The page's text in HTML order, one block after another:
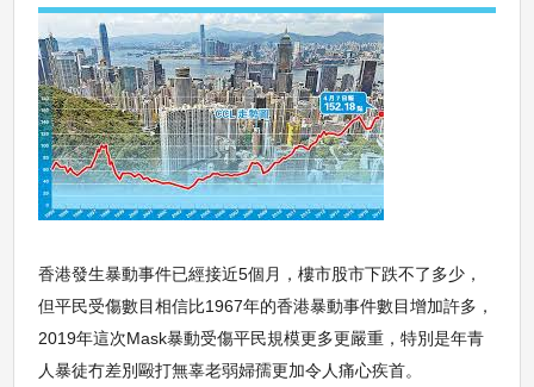
香港發生暴動事件已經接近5個月，樓市股市下跌不了多少，
但平民受傷數目相信比1967年的香港暴動事件數目增加許多，
2019年這次Mask暴動受傷平民規模更多更嚴重，特別是年青
人暴徒冇差別毆打無辜老弱婦孺更加令人痛心疾首。